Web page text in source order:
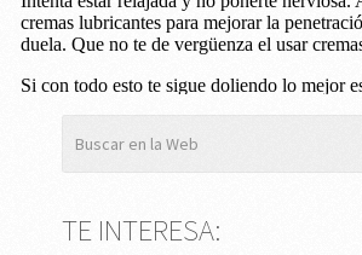
TE INTERESA: